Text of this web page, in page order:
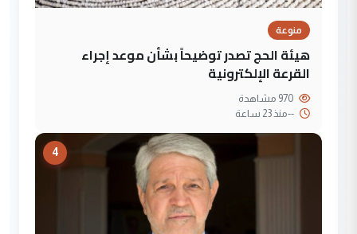
منوعة
هيئة الحج تصدر توضيحاً بشأن موعد إجراء
القرعة الإلكترونية
--منذ 23 ساعة
4